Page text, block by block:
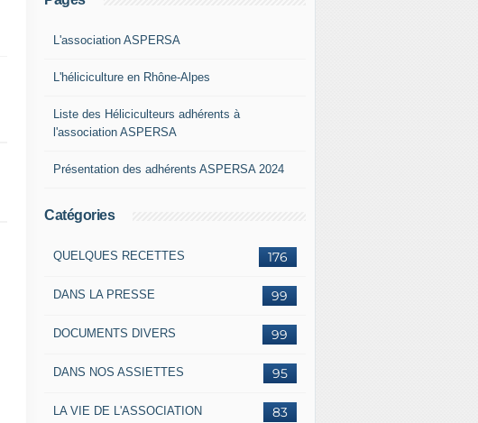
L'association ASPERSA
L'héliciculture en Rhône-Alpes
Liste des Héliciculteurs adhérents à
l'association ASPERSA
Présentation des adhérents ASPERSA 2024
Catégories
176
QUELQUES RECETTES
99
DANS LA PRESSE
99
DOCUMENTS DIVERS
95
DANS NOS ASSIETTES
83
LA VIE DE L'ASSOCIATION